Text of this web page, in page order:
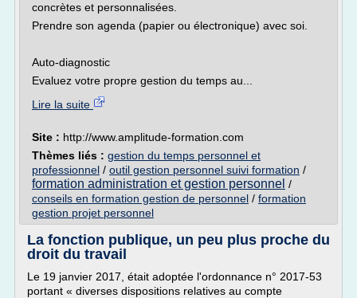
concrètes et personnalisées.
Prendre son agenda (papier ou électronique) avec soi.
Auto-diagnostic
Evaluez votre propre gestion du temps au...
Lire la suite
Site : http://www.amplitude-formation.com
Thèmes liés : gestion du temps personnel et
professionnel / outil gestion personnel suivi formation /
formation administration et gestion personnel /
conseils en formation gestion de personnel / formation
gestion projet personnel
La fonction publique, un peu plus proche du
droit du travail
Le 19 janvier 2017, était adoptée l'ordonnance n° 2017-53
portant « diverses dispositions relatives au compte